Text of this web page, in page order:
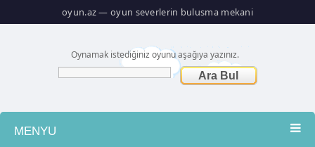
oyun.az — oyun severlerin bulusma mekani
Oynamak istediğiniz oyunu aşağıya yazınız.
MENYU